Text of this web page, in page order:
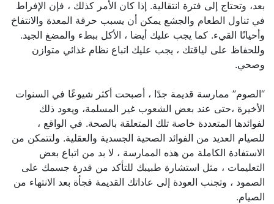
بعد، وتحتاج إلى فترة انتقالية. إذا كان الأمر كذلك ، فإن الإفراط
في تناول الطعام والجشع يمكن أن يسبب حرقة المعدة والانتفاخ
وأحيانًا القيء. كما يجب عليك أيضا ، الأكل ببطء والمضغ الجيد.
وللحفاظ على لياقتك ، يجب عليك اتباع نظام غذائي متوازن
وصحي.
“الصوم” ممارسة قديمة جدًا ، أصبحت أكثر شيوعًا في السنوات
الأخيرة ،حتى عند بعض الشعوب غير المسلمة، ويعود ذلك
لفوائدها المتعددة خاصة تلك المتعلقة بالصحة. في الواقع ،
للصيام العديد من الفوائد الصحية الجسدية والعقلية. ولتتمكن من
الاستفادة الكاملة من هذه الممارسة ، لا بد من اتباع بعض
التعليمات ، مثل استشارة طبيبك للتأكد من قدرة جسمك على
الصمود ، وتجنب العودة إلى عاداتك القديمة فجأة بعد الانتهاء من
الصيام.